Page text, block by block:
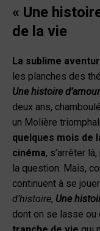
« Une
de la vie
La sublime
les planches des
Une histoire d’amour
deux ans,
un Molière
quelques mois de
cinéma, s’arrêter
la question. Mais,
continuent à se
d’histoire, Une
dont on se lasse ou